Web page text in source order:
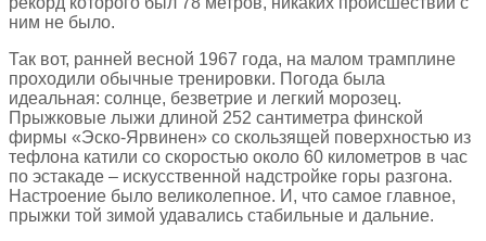
ним не было.
Так вот, ранней весной 1967 года, на малом трамплине
проходили обычные тренировки. Погода была
идеальная: солнце, безветрие и легкий морозец.
Прыжковые лыжи длиной 252 сантиметра финской
фирмы «Эско-Ярвинен» со скользящей поверхностью из
тефлона катили со скоростью около 60 километров в час
по эстакаде – искусственной надстройке горы разгона.
Настроение было великолепное. И, что самое главное,
прыжки той зимой удавались стабильные и дальние.